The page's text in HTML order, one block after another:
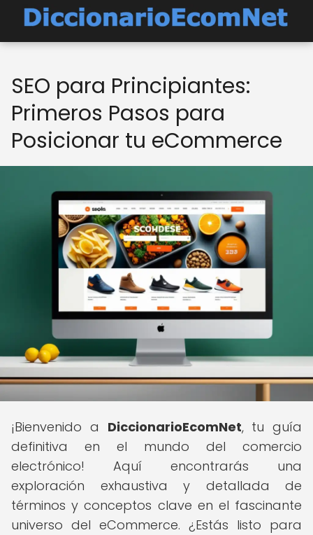
SEO para Principiantes:
Primeros Pasos para
Posicionar tu eCommerce
¡Bienvenido a DiccionarioEcomNet, tu guía
definitiva en el mundo del comercio
electrónico! Aquí encontrarás una
exploración exhaustiva y detallada de
términos y conceptos clave en el fascinante
universo del eCommerce. ¿Estás listo para